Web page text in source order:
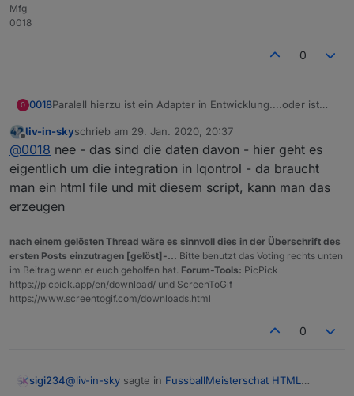
Mfg
0018
0
0 0018Paralell hierzu ist ein Adapter in Entwicklung....oder ist
https://forum.iobroker.net/topic/29506/test-adapter-
openligadb-v0-0-xt
Offline
liv-in-skyschrieb am 29. Jan. 2020, 20:37
zuletzt editiert von
@0018 nee - das sind die daten davon - hier geht es
eigentlich um die integration in Iqontrol - da braucht
man ein html file und mit diesem script, kann man das
erzeugen
nach einem gelösten Thread wäre es sinnvoll dies in der Überschrift des
ersten Posts einzutragen [gelöst]-... Bitte benutzt das Voting rechts unten
im Beitrag wenn er euch geholfen hat. Forum-Tools: PicPick
https://picpick.app/en/download/ und ScreenToGif
https://www.screentogif.com/downloads.html
0
sigi234@liv-in-sky sagte in FussballMeisterschat HTML